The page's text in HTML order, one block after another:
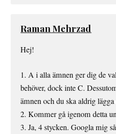
Raman Mehrzad
Hej!
1. A i alla ämnen ger dig de
behöver, dock inte C.
ämnen och du ska aldrig
2. Kommer gå igenom detta
3. Ja, 4 stycken. Googla mig